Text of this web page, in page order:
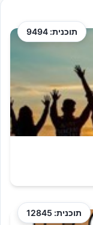
תוכנית: 9494
תוכנית: 12845